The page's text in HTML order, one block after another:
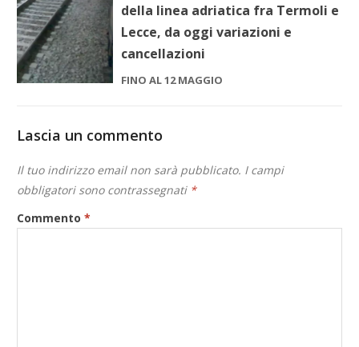
della linea adriatica fra Termoli e
Lecce, da oggi variazioni e
cancellazioni
FINO AL 12 MAGGIO
Lascia un commento
Il tuo indirizzo email non sarà pubblicato. I campi
obbligatori sono contrassegnati *
Commento*